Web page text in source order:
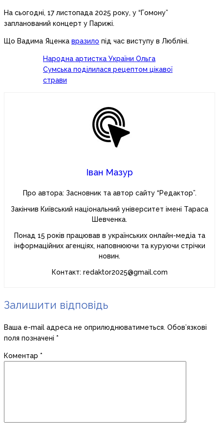
На сьогодні, 17 листопада 2025 року, у “Гомону”
запланований концерт у Парижі.
Що Вадима Яценка вразило під час виступу в Любліні.
Народна артистка України Ольга
Сумська поділилася рецептом цікавої
страви
Іван Мазур
Про автора: Засновник та автор сайту “Редактор”.
Закінчив Київський національний університет імені Тараса
Шевченка.
Понад 15 років працював в українських онлайн-медіа та
інформаційних агенціях, наповнюючи та куруючи стрічки
новин.
Контакт: redaktor2025@gmail.com
Залишити відповідь
Ваша e-mail адреса не оприлюднюватиметься. Обов’язкові
поля позначені *
Коментар *